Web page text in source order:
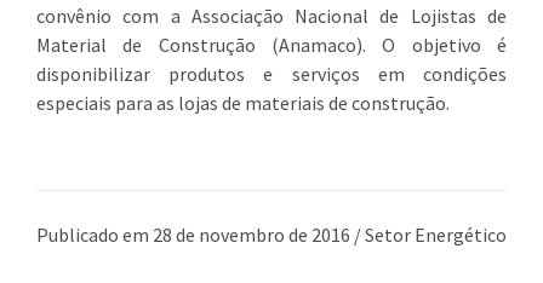
convênio com a Associação Nacional de Lojistas de
Material de Construção (Anamaco). O objetivo é
disponibilizar produtos e serviços em condições
especiais para as lojas de materiais de construção.
Publicado em 28 de novembro de 2016 / Setor Energético